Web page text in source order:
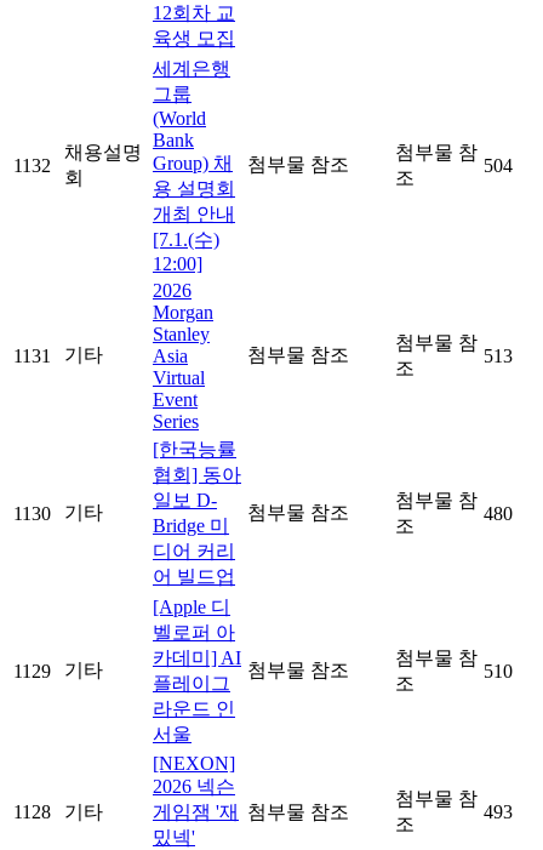
12회차 교
육생 모집
1132
채용설명
회
세계은행
그룹
(World
Bank
Group) 채
용 설명회
개최 안내
[7.1.(수)
12:00]
첨부물 참조
첨부물 참
조
504
1131 기타
2026
Morgan
Stanley
Asia
Virtual
Event
Series
첨부물 참조
첨부물 참
조
513
1130 기타
[한국능률
협회] 동아
일보 D-
Bridge 미
디어 커리
어 빌드업
첨부물 참조
첨부물 참
조
480
1129 기타
[Apple 디
벨로퍼 아
카데미] AI
플레이그
라운드 인
서울
첨부물 참조
첨부물 참
조
510
1128 기타
[NEXON]
2026 넥슨
게임잼 '재
밌넥'
첨부물 참조
첨부물 참
조
493